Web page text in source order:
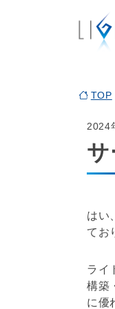
TOP
2024
はい
てお
ライ
構築
に優